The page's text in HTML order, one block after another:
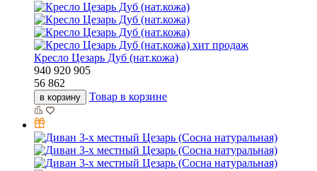
хит продаж
Кресло Цезарь Дуб (нат.кожа)
940 920 905
56 862
в корзину Товар в корзине